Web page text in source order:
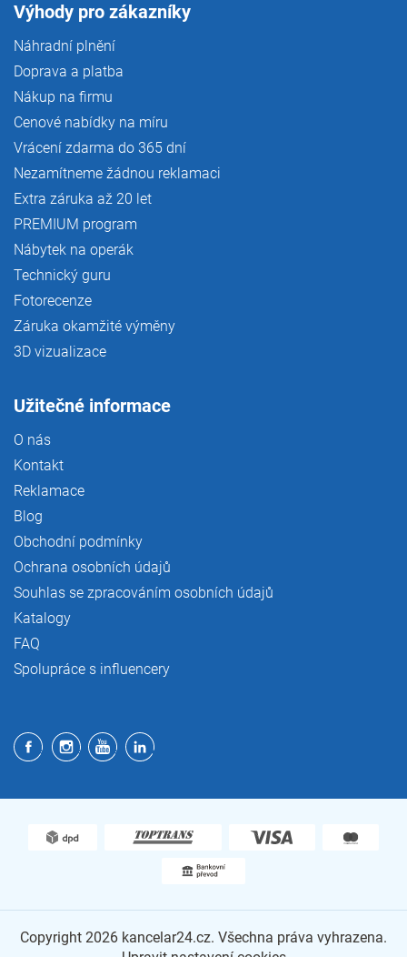
Výhody pro zákazníky
Náhradní plnění
Doprava a platba
Nákup na firmu
Cenové nabídky na míru
Vrácení zdarma do 365 dní
Nezamítneme žádnou reklamaci
Extra záruka až 20 let
PREMIUM program
Nábytek na operák
Technický guru
Fotorecenze
Záruka okamžité výměny
3D vizualizace
Užitečné informace
O nás
Kontakt
Reklamace
Blog
Obchodní podmínky
Ochrana osobních údajů
Souhlas se zpracováním osobních údajů
Katalogy
FAQ
Spolupráce s influencery
Copyright 2026 kancelar24.cz. Všechna práva vyhrazena.